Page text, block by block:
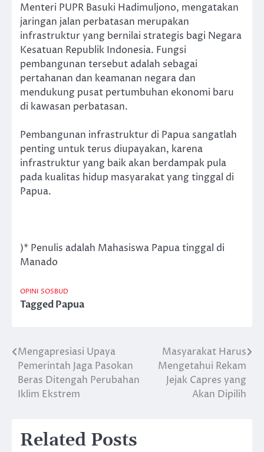
Menteri PUPR Basuki Hadimuljono, mengatakan
jaringan jalan perbatasan merupakan
infrastruktur yang bernilai strategis bagi Negara
Kesatuan Republik Indonesia. Fungsi
pembangunan tersebut adalah sebagai
pertahanan dan keamanan negara dan
mendukung pusat pertumbuhan ekonomi baru
di kawasan perbatasan.
Pembangunan infrastruktur di Papua sangatlah
penting untuk terus diupayakan, karena
infrastruktur yang baik akan berdampak pula
pada kualitas hidup masyarakat yang tinggal di
Papua.
)* Penulis adalah Mahasiswa Papua tinggal di
Manado
OPINI SOSBUD
TaggedPapua
Post
navigation
Mengapresiasi Upaya
Pemerintah Jaga Pasokan
Beras Ditengah Perubahan
Iklim Ekstrem
Masyarakat Harus
Mengetahui Rekam
Jejak Capres yang
Akan Dipilih
Related Posts